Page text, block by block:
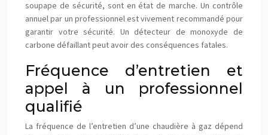
soupape de sécurité, sont en état de marche. Un contrôle
annuel par un professionnel est vivement recommandé pour
garantir votre sécurité. Un détecteur de monoxyde de
carbone défaillant peut avoir des conséquences fatales.
Fréquence d’entretien et
appel à un professionnel
qualifié
La fréquence de l’entretien d’une chaudière à gaz dépend